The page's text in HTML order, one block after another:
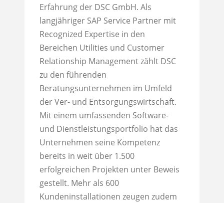
Erfahrung der DSC GmbH. Als
langjähriger SAP Service Partner mit
Recognized Expertise in den
Bereichen Utilities und Customer
Relationship Management zählt DSC
zu den führenden
Beratungsunternehmen im Umfeld
der Ver- und Entsorgungswirtschaft.
Mit einem umfassenden Software-
und Dienstleistungsportfolio hat das
Unternehmen seine Kompetenz
bereits in weit über 1.500
erfolgreichen Projekten unter Beweis
gestellt. Mehr als 600
Kundeninstallationen zeugen zudem